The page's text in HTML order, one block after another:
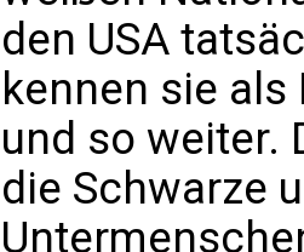
den USA
kennen sie als
und so weiter.
die Schwarze